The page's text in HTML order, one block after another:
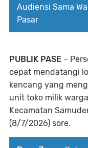
Audiensi Sama
Pasar
PUBLIK PASE –
cepat mendatangi
kencang yang
unit toko milik
Kecamatan
(8/7/2026) sore.